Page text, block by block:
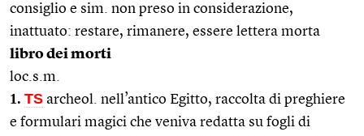
consiglio e sim. non preso in considerazione,
inattuato: restare, rimanere, essere lettera morta
libro dei morti
loc.s.m.
1. TS archeol. nell’antico Egitto, raccolta di preghiere
e formulari magici che veniva redatta su fogli di